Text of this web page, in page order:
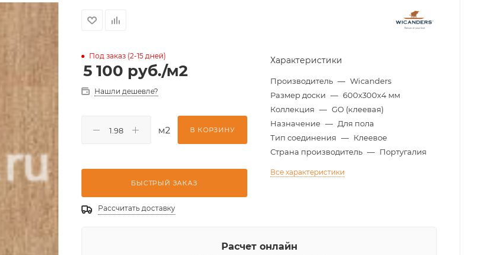
Под заказ (2-15 дней)
5 100 руб./м2
Нашли дешевле?
м2 В КОРЗИНУ
БЫСТРЫЙ ЗАКАЗ
Рассчитать доставку
Характеристики
Производитель — Wicanders
Размер доски — 600x300x4 мм
Коллекция — GO (клеевая)
Назначение — Для пола
Тип соединения — Клеевое
Страна производитель — Португалия
Все характеристики
Расчет онлайн